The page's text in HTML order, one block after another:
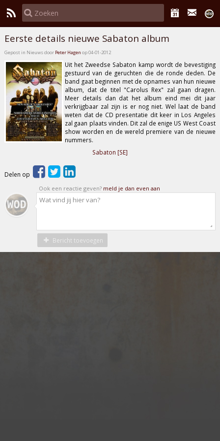
Eerste details nieuwe Sabaton album
Gepost in Nieuws door Peter Hagen op 04-01-2012
Uit het Zweedse Sabaton kamp wordt de bevestiging
gestuurd van de geruchten die de ronde deden. De
band gaat beginnen met de opnames van hun nieuwe
album, dat de titel "Carolus Rex" zal gaan dragen.
Meer details dan dat het album eind mei dit jaar
verkrijgbaar zal zijn is er nog niet. Wel laat de band
weten dat de CD presentatie dit keer in Los Angeles
zal gaan plaats vinden. Dit zal de enige US West Coast
show worden en de wereld premiere van de nieuwe
nummers.
Sabaton [SE]
Delen op
Ook een reactie geven? meld je dan even aan
Bericht toevoegen